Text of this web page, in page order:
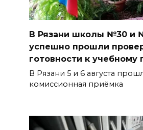
В Рязани школы №30 и
успешно прошли
готовности к учебному
В Рязани 5 и 6 августа
комиссионная приёмка